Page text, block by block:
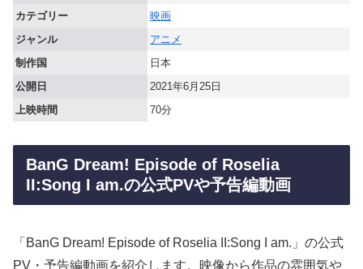
カテゴリー
映画
ジャンル
アニメ
制作国
日本
公開日
2021年6月25日
上映時間
70分
BanG Dream! Episode of Roselia
II:Song I am.の公式PVや予告編動画
「BanG Dream! Episode of Roselia II:Song I am.」の公式
PV・予告編動画を紹介します。映像から作品の雰囲気や